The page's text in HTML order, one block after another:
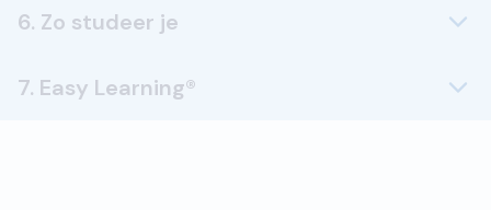
6. Zo studeer je
7. Easy Learning®